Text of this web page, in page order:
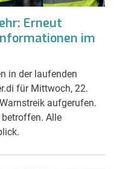
Erneut
im
in der laufenden
für Mittwoch, 22.
aufgerufen.
betroffen. Alle